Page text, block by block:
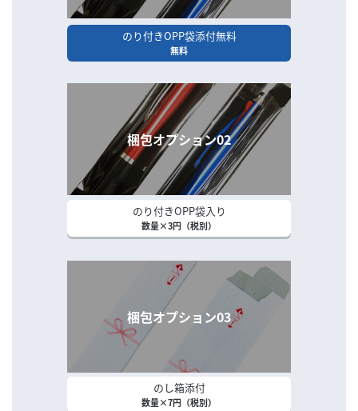
のり付きOPP袋添付無料
無料
梱包オプション02
のり付きOPP袋入り
数量×3円（税別）
梱包オプション03
のし箱添付
数量×7円（税別）